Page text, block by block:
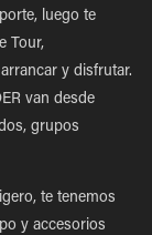
luego te
Tour,
y disfrutar.
van desde
grupos
te tenemos
y accesorios